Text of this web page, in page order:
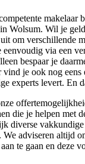
makelaar
Wolsum. Wil je
om verschillende
via een
bespaar je
vind je ook nog eens
experts levert. En
die je helpen met
diverse
adviseren altijd
te gaan en deze